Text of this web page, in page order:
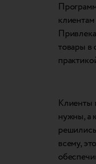
товары в
Клиенты
нужны, а
всему,